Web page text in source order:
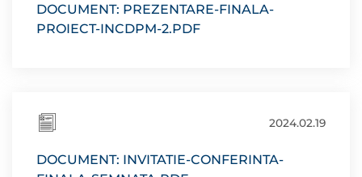
DOCUMENT: PREZENTARE-FINALA-
PROIECT-INCDPM-2.PDF
2024.02.19
DOCUMENT: INVITATIE-CONFERINTA-